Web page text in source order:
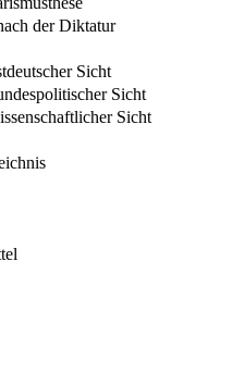
der Diktatur
Sicht
Sicht
Sicht